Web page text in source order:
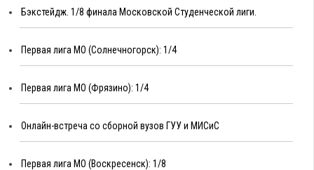
Бэкстейдж. 1/8 финала Московской Студенческой лиги.
Первая лига МО (Солнечногорск): 1/4
Первая лига МО (Фрязино): 1/4
Онлайн-встреча со сборной вузов ГУУ и МИСиС
Первая лига МО (Воскресенск): 1/8